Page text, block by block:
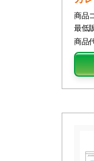
商品
最低
商品